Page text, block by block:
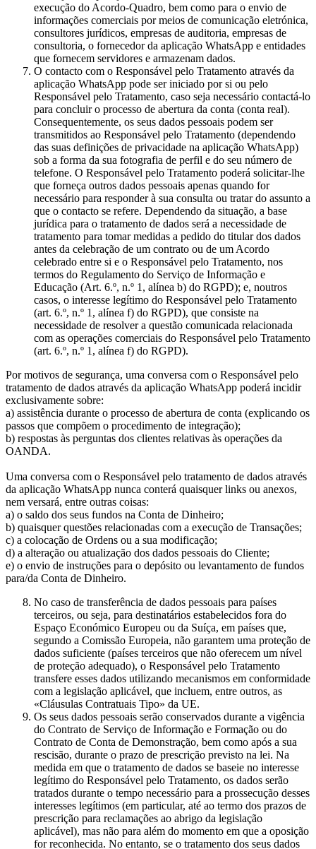
execução do Acordo-Quadro, bem como para o envio de
informações comerciais por meios de comunicação eletrónica,
consultores jurídicos, empresas de auditoria, empresas de
consultoria, o fornecedor da aplicação WhatsApp e entidades
que fornecem servidores e armazenam dados.
O contacto com o Responsável pelo Tratamento através da
aplicação WhatsApp pode ser iniciado por si ou pelo
Responsável pelo Tratamento, caso seja necessário contactá-lo
para concluir o processo de abertura da conta (conta real).
Consequentemente, os seus dados pessoais podem ser
transmitidos ao Responsável pelo Tratamento (dependendo
das suas definições de privacidade na aplicação WhatsApp)
sob a forma da sua fotografia de perfil e do seu número de
telefone. O Responsável pelo Tratamento poderá solicitar-lhe
que forneça outros dados pessoais apenas quando for
necessário para responder à sua consulta ou tratar do assunto a
que o contacto se refere. Dependendo da situação, a base
jurídica para o tratamento de dados será a necessidade de
tratamento para tomar medidas a pedido do titular dos dados
antes da celebração de um contrato ou de um Acordo
celebrado entre si e o Responsável pelo Tratamento, nos
termos do Regulamento do Serviço de Informação e
Educação (Art. 6.º, n.º 1, alínea b) do RGPD); e, noutros
casos, o interesse legítimo do Responsável pelo Tratamento
(art. 6.º, n.º 1, alínea f) do RGPD), que consiste na
necessidade de resolver a questão comunicada relacionada
com as operações comerciais do Responsável pelo Tratamento
(art. 6.º, n.º 1, alínea f) do RGPD).
Por motivos de segurança, uma conversa com o Responsável pelo
tratamento de dados através da aplicação WhatsApp poderá incidir
exclusivamente sobre:
a) assistência durante o processo de abertura de conta (explicando os
passos que compõem o procedimento de integração);
b) respostas às perguntas dos clientes relativas às operações da
OANDA.
Uma conversa com o Responsável pelo tratamento de dados através
da aplicação WhatsApp nunca conterá quaisquer links ou anexos,
nem versará, entre outras coisas:
a) o saldo dos seus fundos na Conta de Dinheiro;
b) quaisquer questões relacionadas com a execução de Transações;
c) a colocação de Ordens ou a sua modificação;
d) a alteração ou atualização dos dados pessoais do Cliente;
e) o envio de instruções para o depósito ou levantamento de fundos
para/da Conta de Dinheiro.
No caso de transferência de dados pessoais para países
terceiros, ou seja, para destinatários estabelecidos fora do
Espaço Económico Europeu ou da Suíça, em países que,
segundo a Comissão Europeia, não garantem uma proteção de
dados suficiente (países terceiros que não oferecem um nível
de proteção adequado), o Responsável pelo Tratamento
transfere esses dados utilizando mecanismos em conformidade
com a legislação aplicável, que incluem, entre outros, as
«Cláusulas Contratuais Tipo» da UE.
Os seus dados pessoais serão conservados durante a vigência
do Contrato de Serviço de Informação e Formação ou do
Contrato de Conta de Demonstração, bem como após a sua
rescisão, durante o prazo de prescrição previsto na lei. Na
medida em que o tratamento de dados se baseie no interesse
legítimo do Responsável pelo Tratamento, os dados serão
tratados durante o tempo necessário para a prossecução desses
interesses legítimos (em particular, até ao termo dos prazos de
prescrição para reclamações ao abrigo da legislação
aplicável), mas não para além do momento em que a oposição
for reconhecida. No entanto, se o tratamento dos seus dados